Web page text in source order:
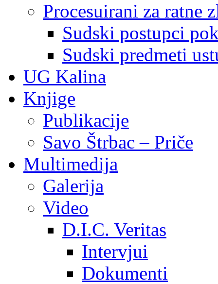
Procesuirani za ratne
Sudski postupci
Sudski predmeti
UG Kalina
Knjige
Publikacije
Savo Štrbac – Priče
Multimedija
Galerija
Video
D.I.C. Veritas
Intervjui
Dokumenti